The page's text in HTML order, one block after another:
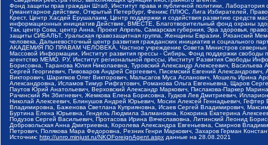
Фонд защиты прав граждан Штаб, Институт права и публичной политики,
Гуманитарное действие, Открытый Петербург, Феникс ПЛЮС, Лига Избирателей,
Крест, Центр Хасдей Ерушалаим, Центр поддержки и содействия развитию средств
информационных инициатив Действие, ВМЕСТЕ, Благотворительный фонд охраны
Так, центр Сова, центр Анна, Проект Апрель, Самарская губерния, Эра здоровья,
защиты СИБАЛЬТ, Уральская правозащитная группа, Женщины Евразии, Рязанский
человека, Дальневосточный центр развития гражданских инициатив и социального
АКАДЕМИЯ ПО ПРАВАМ ЧЕЛОВЕКА, Частное учреждение Совета Министров северных
Массовой Информации, Институт развития прессы - Сибирь, Фонд поддержки
агентство МЕМО. РУ, Институт региональной прессы, Институт Развития Свободы
Борисовна, Таранова Юлия Николаевна, Туровский Александр Алексеевич,
Сергей Георгиевич, Пивоваров Андрей Сергеевич, Писемский Евгений
Викторович, Шарипков Олег Викторович, Мальсагов Муса Асланович, Мошель Ирина
Александровна, Исламов Тимур Рифгатович, Романова Ольга Евгеньевна, Щаров
Паутов Юрий Анатольевич, Верховский Александр Маркович, Пислакова-Паркер
Рачинский Ян Збигневич, Жемкова Елена Борисовна, Гудков Лев Дмитриевич,
Николай Алексеевич, Блинушов Андрей Юрьевич, Мосин Алексей Геннадьевич,
Владимировна, Баженова Светлана Куприяновна, Исаев Сергей Владимирович,
Буртина Елена Юрьевна, Гендель Людмила Залмановна, Кокорина Екатерина
Подузов Сергей Васильевич, Протасова Ирина Вячеславовна, Литинский Леонид
Добровольская Анна Дмитриевна, Королева Александра Евгеньевна, Смирнов
Петрович, Полякова Мара Федоровна, Резник Генри Маркович, Захаров Герман
Источник: http://unro.minjust.ru/NKOForeignAgent.aspx данные на 28.08.2021